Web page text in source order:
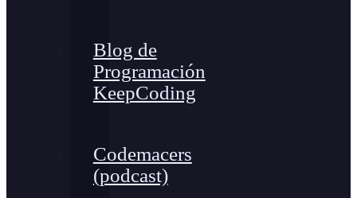
Blog de
Programación
KeepCoding
Codemacers
(podcast)